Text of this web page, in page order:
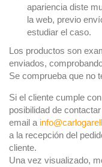
apariencia diste
la web, previo
estudiar el caso.
Los productos son
enviados,
Se comprueba que no
Si el cliente cumple
posibilidad de
email a
a la recepción del
cliente.
Una vez visualizado,